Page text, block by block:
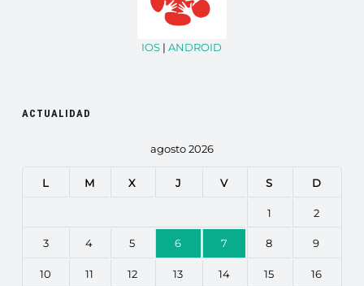
IOS |ANDROID
ACTUALIDAD
agosto 2026
L M X J V S D
1 2
3 4 5 6 7 8 9
10 11 12 13 14 15 16